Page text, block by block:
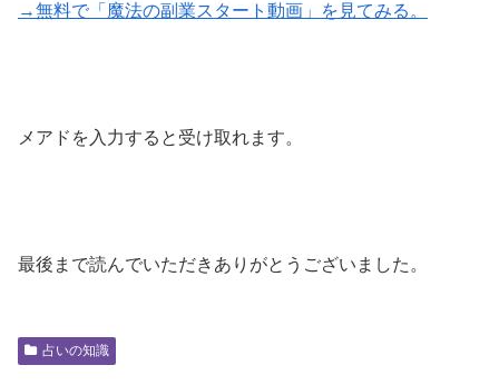
→無料で「魔法の副業スタート動画」を見てみる。
メアドを入力すると受け取れます。
最後まで読んでいただきありがとうございました。
占いの知識